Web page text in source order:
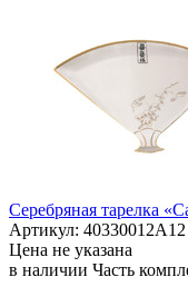
Серебряная тарелка
Артикул: 40330012А12
Цена не указана
в наличии Часть